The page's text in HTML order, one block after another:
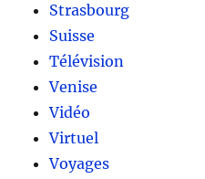
Strasbourg
Suisse
Télévision
Venise
Vidéo
Virtuel
Voyages